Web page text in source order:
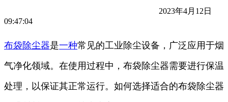
2023年4月12日
09:47:04
布袋除尘器是一种常见的工业除尘设备，广泛应用于烟
气净化领域。在使用过程中，布袋除尘器需要进行保温
处理，以保证其正常运行。如何选择适合的布袋除尘器